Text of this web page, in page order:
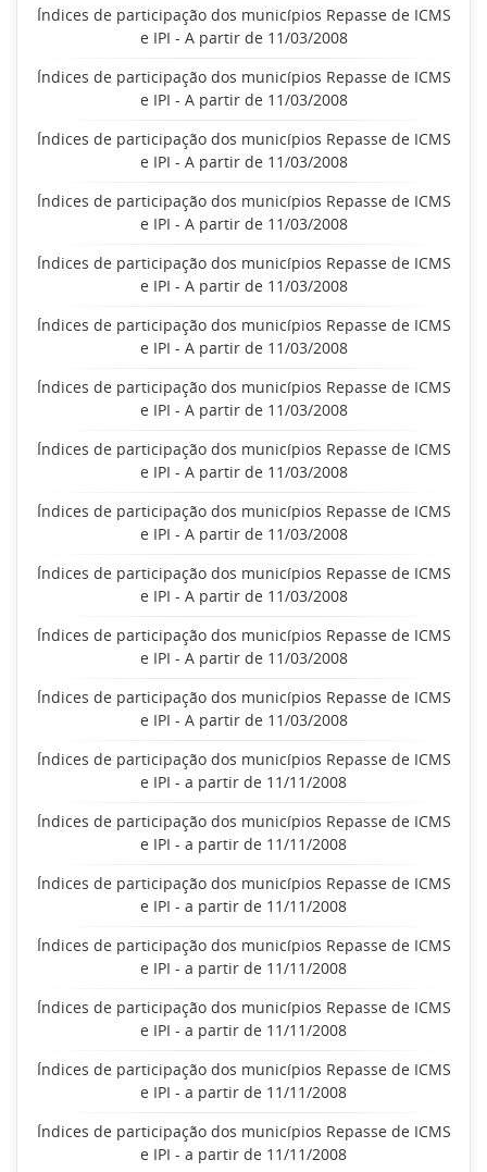
Índices de participação dos municípios Repasse de ICMS
e IPI - A partir de 11/03/2008
Índices de participação dos municípios Repasse de ICMS
e IPI - A partir de 11/03/2008
Índices de participação dos municípios Repasse de ICMS
e IPI - A partir de 11/03/2008
Índices de participação dos municípios Repasse de ICMS
e IPI - A partir de 11/03/2008
Índices de participação dos municípios Repasse de ICMS
e IPI - A partir de 11/03/2008
Índices de participação dos municípios Repasse de ICMS
e IPI - A partir de 11/03/2008
Índices de participação dos municípios Repasse de ICMS
e IPI - A partir de 11/03/2008
Índices de participação dos municípios Repasse de ICMS
e IPI - A partir de 11/03/2008
Índices de participação dos municípios Repasse de ICMS
e IPI - A partir de 11/03/2008
Índices de participação dos municípios Repasse de ICMS
e IPI - A partir de 11/03/2008
Índices de participação dos municípios Repasse de ICMS
e IPI - A partir de 11/03/2008
Índices de participação dos municípios Repasse de ICMS
e IPI - A partir de 11/03/2008
Índices de participação dos municípios Repasse de ICMS
e IPI - a partir de 11/11/2008
Índices de participação dos municípios Repasse de ICMS
e IPI - a partir de 11/11/2008
Índices de participação dos municípios Repasse de ICMS
e IPI - a partir de 11/11/2008
Índices de participação dos municípios Repasse de ICMS
e IPI - a partir de 11/11/2008
Índices de participação dos municípios Repasse de ICMS
e IPI - a partir de 11/11/2008
Índices de participação dos municípios Repasse de ICMS
e IPI - a partir de 11/11/2008
Índices de participação dos municípios Repasse de ICMS
e IPI - a partir de 11/11/2008